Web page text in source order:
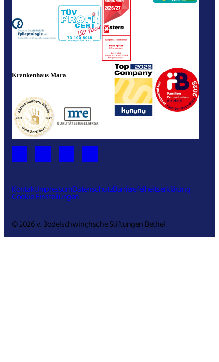
Krankenhaus Mara
KontaktImpressumDatenschutzBarrierefeiheitserklärung
Cookie Einstellungen
© 2026 v. Bodelschwinghsche Stiftungen Bethel